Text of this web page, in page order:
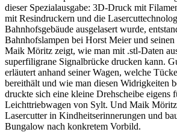
dieser Spezialausgabe: 3D-Druck mit
mit Resindruckern und die
Bahnhofsgebäude ausgelasert wurde,
Bahnhofslampen bei Horst Meier und seinen
Maik Möritz zeigt, wie man mit .stl-Daten
superfiligrane Signalbrücke drucken kann.
erläutert anhand seiner Wagen, welche
bereithält und wie man diesen Widrigkeiten
druckte sich eine kleine Drehscheibe eigens
Leichttriebwagen von Sylt. Und Maik
Lasercutter in Kindheitserinnerungen und
Bungalow nach konkretem Vorbild.